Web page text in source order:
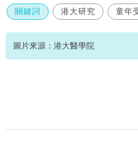
關鍵詞 港大研究 童年
基因留痕
思覺失調
圖片來源：港大醫學院